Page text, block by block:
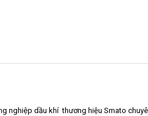
nghiệp dầu khí thương hiệu Smato